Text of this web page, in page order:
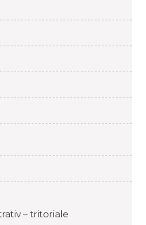
– tritoriale